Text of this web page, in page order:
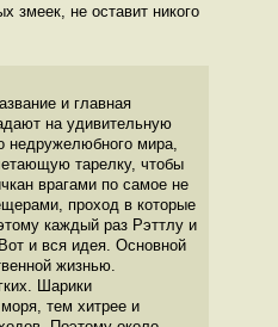
змеек, не оставит никого
и главная
на удивительную
недружелюбного мира,
тарелку, чтобы
врагами по самое не
проход в которые
каждый раз Рэттлу и
и вся идея. Основной
жизнью.
Шарики
тем хитрее и